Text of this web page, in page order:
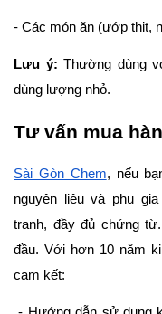
- Các món ăn (ướp thịt,
Lưu ý: Thường dùng
dùng lượng nhỏ.
Tư vấn mua
Sài Gòn Chem, nếu
nguyên liệu và phụ
tranh, đầy đủ chứng
đầu. Với hơn 10 năm
cam kết: